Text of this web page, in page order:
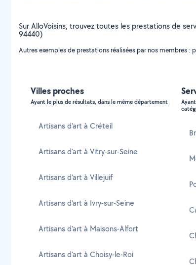
Sur AlloVoisins, trouvez toutes les prestations de
94440)
Autres exemples de prestations réalisées par nos membres
Villes proches
Ayant le plus de résultats, dans le même département
Artisans d'art à Créteil
Artisans d'art à Vitry-sur-Seine
Artisans d'art à Villejuif
Artisans d'art à Ivry-sur-Seine
Artisans d'art à Maisons-Alfort
Artisans d'art à Choisy-le-Roi